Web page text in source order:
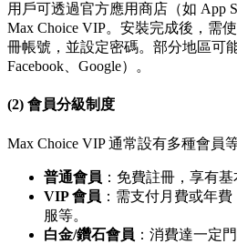
用戶可透過官方應用商店（如 App
Max Choice VIP。安裝完成後，需
冊帳號，並設定密碼。部分地區可
Facebook、Google）。
(2) 會員分級制度
Max Choice VIP 通常設有多種會員
普通會員 ：免費註冊，享有基
VIP 會員 ：需支付月費或年
服等。
白金/鑽石會員 ：消費達一定